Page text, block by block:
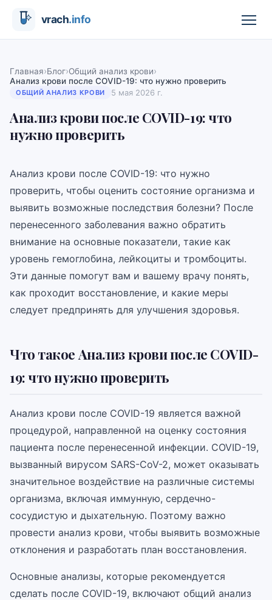
Главная›Блог›Общий анализ крови›
Анализ крови после COVID-19: что нужно проверить
ОБЩИЙ АНАЛИЗ КРОВИ 5 мая 2026 г.
Анализ крови после COVID-19: что
нужно проверить
Анализ крови после COVID-19: что нужно
проверить, чтобы оценить состояние организма и
выявить возможные последствия болезни? После
перенесенного заболевания важно обратить
внимание на основные показатели, такие как
уровень гемоглобина, лейкоциты и тромбоциты.
Эти данные помогут вам и вашему врачу понять,
как проходит восстановление, и какие меры
следует предпринять для улучшения здоровья.
Что такое Анализ крови после COVID-
19: что нужно проверить
Анализ крови после COVID-19 является важной
процедурой, направленной на оценку состояния
пациента после перенесенной инфекции. COVID-19,
вызванный вирусом SARS-CoV-2, может оказывать
значительное воздействие на различные системы
организма, включая иммунную, сердечно-
сосудистую и дыхательную. Поэтому важно
провести анализ крови, чтобы выявить возможные
отклонения и разработать план восстановления.
Основные анализы, которые рекомендуется
сделать после COVID-19, включают общий анализ